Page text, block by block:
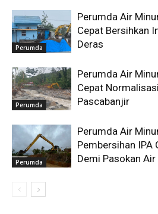
Perumda
Perumda Air
Cepat Bersihkan
Deras
Perumda
Perumda Air
Cepat
Pascabanjir
Perumda
Perumda Air
Pembersihan IPA
Demi Pasokan Air